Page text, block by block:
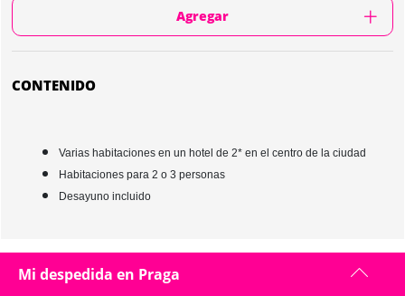
Agregar
CONTENIDO
Varias habitaciones en un hotel de 2* en el centro de la ciudad
Habitaciones para 2 o 3 personas
Desayuno incluido
HOTEL 2* IN PRAGA : PRESENTACIÓN
Mi despedida en Praga